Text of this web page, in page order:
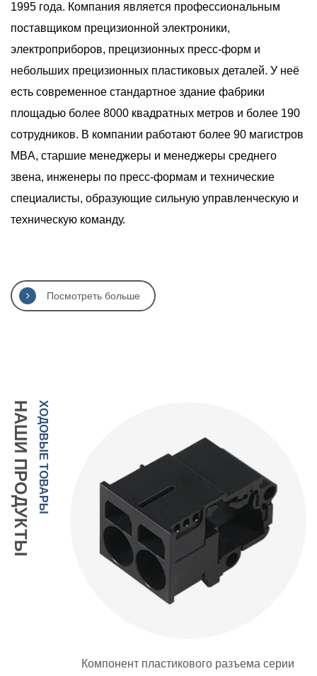
1995 года. Компания является профессиональным
поставщиком прецизионной электроники,
электроприборов, прецизионных пресс-форм и
небольших прецизионных пластиковых деталей. У неё
есть современное стандартное здание фабрики
площадью более 8000 квадратных метров и более 190
сотрудников. В компании работают более 90 магистров
MBA, старшие менеджеры и менеджеры среднего
звена, инженеры по пресс-формам и технические
специалисты, образующие сильную управленческую и
техническую команду.
Посмотреть больше
НАШИ ПРОДУКТЫХОДОВЫЕ ТОВАРЫ
Компонент пластикового разъема серии